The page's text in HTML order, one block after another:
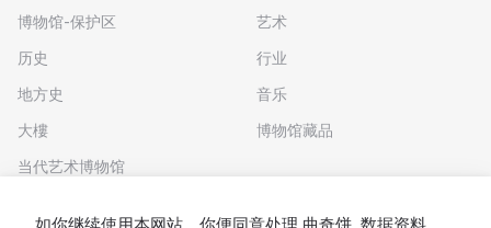
博物馆-保护区
历史
地方史
大樓
当代艺术博物馆
艺术
行业
音乐
博物馆藏品